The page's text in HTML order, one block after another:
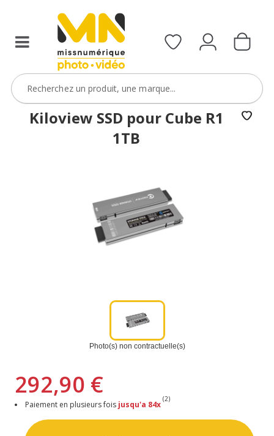
Kiloview SSD pour Cube R1
1TB
Photo(s) non contractuelle(s)
292,90 €
Paiement en plusieurs fois jusqu'a 84x
(2)